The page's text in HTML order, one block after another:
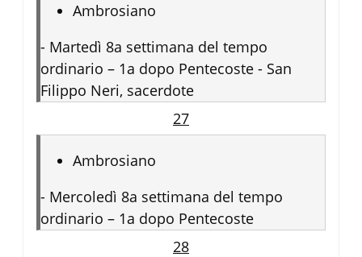
Ambrosiano
- Martedì 8a settimana del tempo
ordinario – 1a dopo Pentecoste - San
Filippo Neri, sacerdote
27
Ambrosiano
- Mercoledì 8a settimana del tempo
ordinario – 1a dopo Pentecoste
28